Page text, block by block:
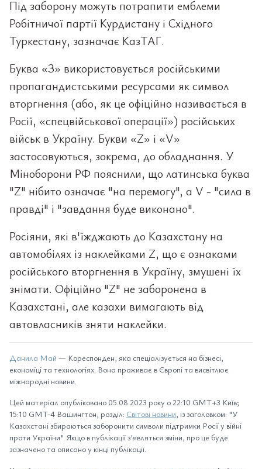
Під заборону можуть потрапити емблеми
Робітничої партії Курдистану і Східного
Туркестану, зазначає КазТАГ.
Буква «З» використовується російськими
пропагандистськими ресурсами як символ
вторгнення (або, як це офіційно називається в
Росії, «спецвійськової операції») російських
військ в Україну. Букви «Z» і «V»
застосовуються, зокрема, до обладнання. У
Міноборони РФ пояснили, що латинська буква
"Z" нібито означає "на перемогу", а V - "сила в
правді" і "завдання буде виконано".
Росіяни, які в'їжджають до Казахстану на
автомобілях із наклейками Z, що є ознаками
російського вторгнення в Україну, змушені їх
знімати. Офіційно "Z" не заборонена в
Казахстані, але казахи вимагають від
автовласників зняти наклейки.
Данила Май — Кореспонден, яка спеціалізується на бізнесі,
економіці та технологіях. Вона проживає в Європі та висвітлює
міжнародні новини.
Цей матеріал опубліковано 05.08.2023 року о 22:10 GMT+3 Київ;
15:10 GMT-4 Вашингтон, розділ: Світові новини, із заголовком: "У
Казахстані збираються заборонити символи підтримки Росії у війні
проти України". Якщо в публікації з'являться зміни, про це буде
зазначено та описано у кінці публікації.